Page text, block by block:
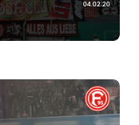
04.02.20